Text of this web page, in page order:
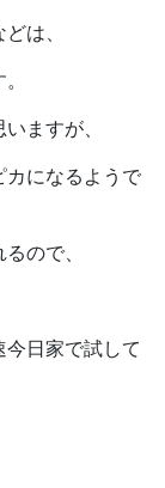
は、
ますが、
カになるようで
ので、
日家で試して